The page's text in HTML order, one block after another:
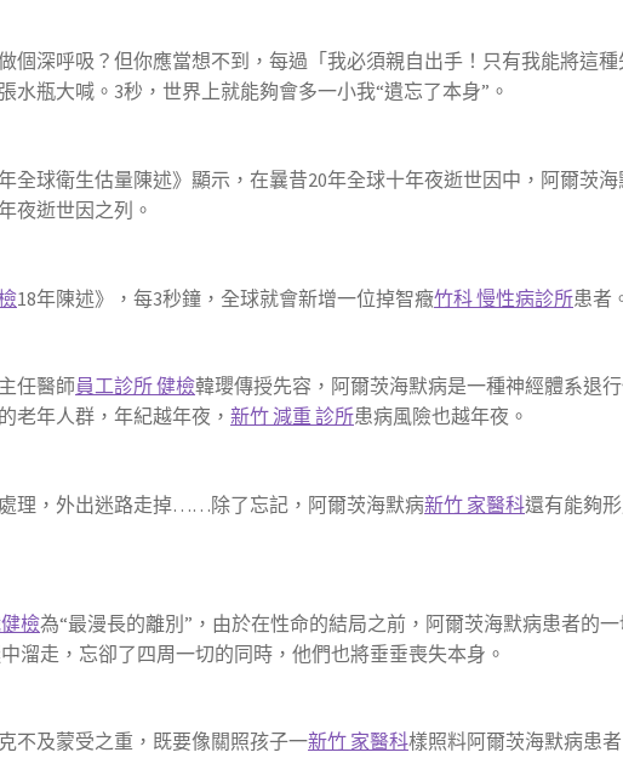
個深呼吸？但你應當想不到，每過「我必須親自出手！只有我能將這種
水瓶大喊。3秒，世界上就能夠會多一小我“遺忘了本身”。
全球衛生估量陳述》顯示，在曩昔20年全球十年夜逝世因中，阿爾茨
夜逝世因之列。
18年陳述》，每3秒鐘，全球就會新增一位掉智癥竹科 慢性病診所患者
任醫師員工診所 健檢韓瓔傳授先容，阿爾茨海默病是一種神經體系退
老年人群，年紀越年夜，新竹 減重 診所患病風險也越年夜。
理，外出迷路走掉……除了忘記，阿爾茨海默病新竹 家醫科還有能夠
檢為“最漫長的離別”，由於在性命的結局之前，阿爾茨海默病患者的
溜走，忘卻了四周一切的同時，他們也將垂垂喪失本身。
不及蒙受之重，既要像關照孩子一新竹 家醫科樣照料阿爾茨海默病患